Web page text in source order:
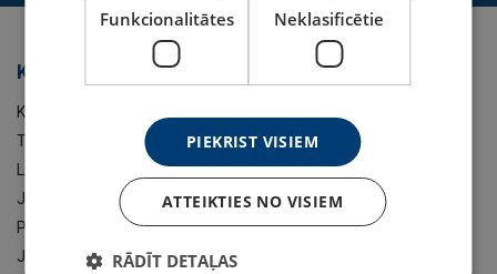
Kategorijas
Katalogs
Tehniskā informācija
Jūsu nozare
Pakalpojumi
Jaunumi
Funkcionalitātes Neklasificētie
PIEKRIST VISIEM
ATTEIKTIES NO VISIEM
RĀDĪT DETAĻAS